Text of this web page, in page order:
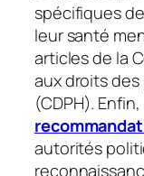
spécifiques
leur santé
articles de la
aux droits
(CDPH).
autorités